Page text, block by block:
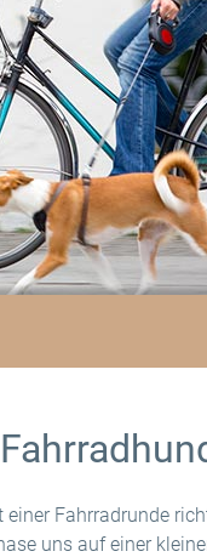
Fahrradrunde
uns auf einer